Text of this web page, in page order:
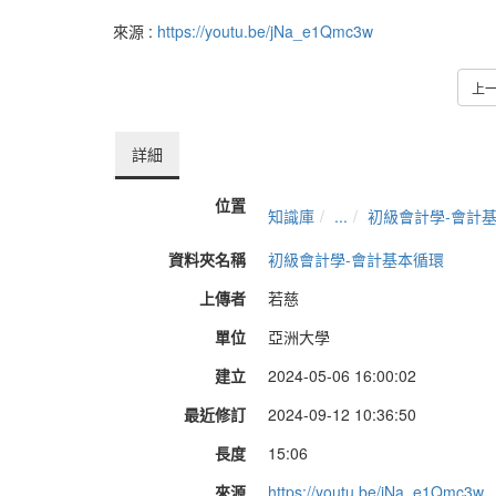
來源 : https://youtu.be/jNa_e1Qmc3w
上
詳細
位置 知識庫 ...
初級會計學-會計
資料夾名稱
初級會計學-會計基本循環
上傳者
若慈
單位
亞洲大學
建立
2024-05-06 16:00:02
最近修訂
2024-09-12 10:36:50
長度
15:06
來源
https://youtu.be/jNa_e1Qmc3w